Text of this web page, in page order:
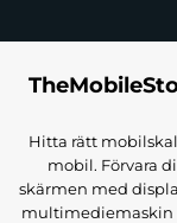
Hitta rätt
mobil. Förvara
skärmen med
multimediemaskin